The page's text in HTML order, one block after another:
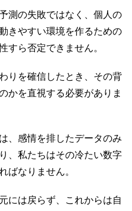
測の失敗ではなく、個人の
きやすい環境を作るための
すら否定できません。
りを確信したとき、その背
かを直視する必要がありま
、感情を排したデータのみ
、私たちはその冷たい数字
ばなりません。
には戻らず、これからは自